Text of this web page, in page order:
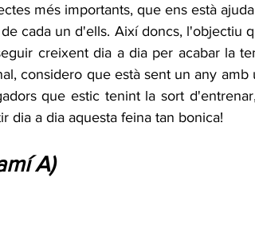
més importants, que ens està
cada un d'ells. Així doncs, l'objectiu
creixent dia a dia per acabar la
considero que està sent un any amb
que estic tenint la sort
dia a dia aquesta feina tan bonica!
A)